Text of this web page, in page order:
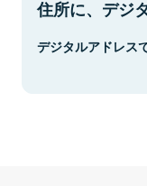
住所に、デジ
デジタルアドレス